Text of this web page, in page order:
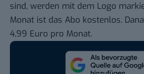
sind, werden mit dem Logo
Monat ist das Abo kostenlos.
4,99 Euro pro Monat.